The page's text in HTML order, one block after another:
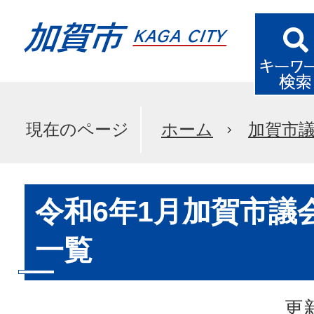
現在のページ ホーム 加賀市
令和6年1月加賀市議
一覧
更